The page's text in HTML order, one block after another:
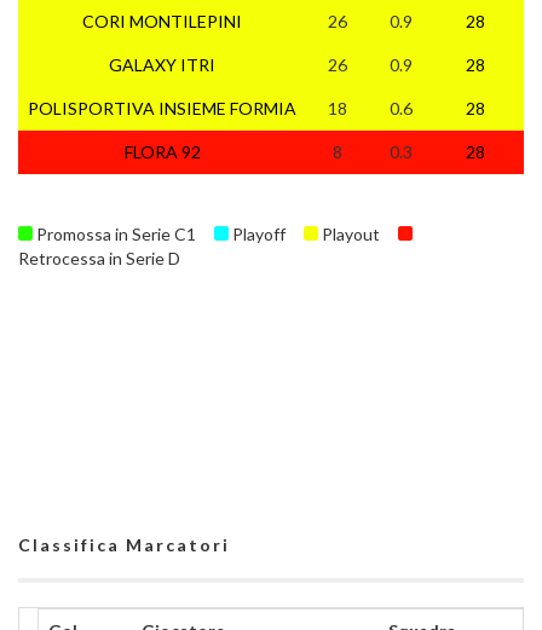
CORI MONTILEPINI
GALAXY ITRI
POLISPORTIVA INSIEME FORMIA
FLORA 92
26 0.9 28
26 0.9 28
18 0.6 28
8 0.3 28
Promossa in Serie C1 Playoff
Playout
Retrocessa in Serie D
Classifica Marcatori